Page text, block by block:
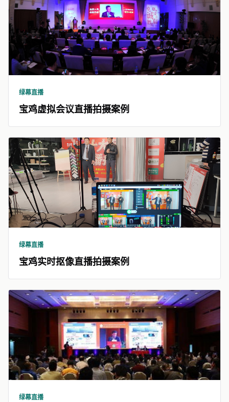
绿幕直播
宝鸡虚拟会议直播拍摄案例
绿幕直播
宝鸡实时抠像直播拍摄案例
绿幕直播